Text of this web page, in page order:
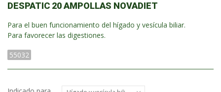
DESPATIC 20 AMPOLLAS NOVADIET
Para el buen funcionamiento del hígado y vesícula biliar.
Para favorecer las digestiones.
55032